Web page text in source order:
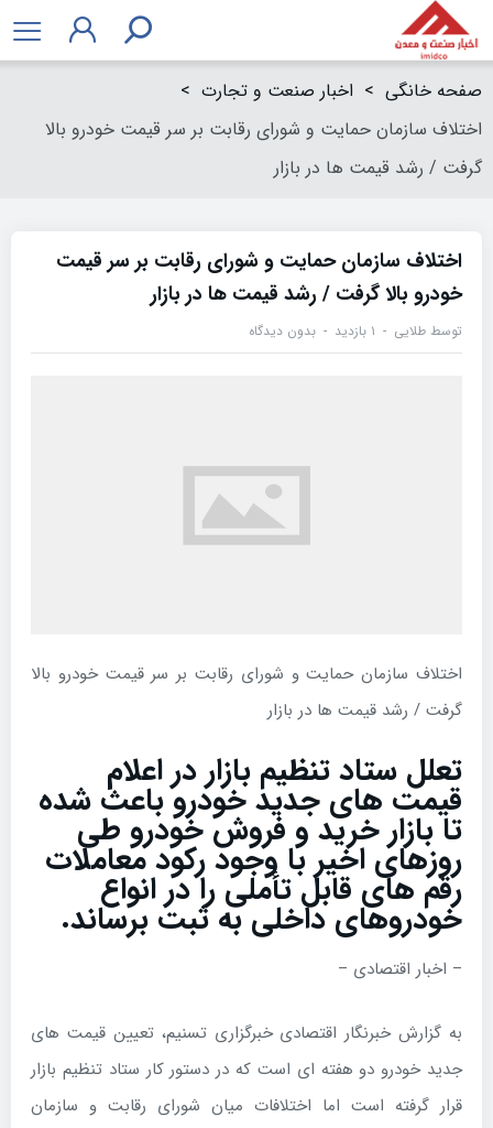
صفحه خانگی > اخبار صنعت و تجارت >
اختلاف سازمان حمایت و شورای رقابت بر سر قیمت خودرو بالا
گرفت / رشد قیمت ها در بازار
اختلاف سازمان حمایت و شورای رقابت بر سر قیمت
خودرو بالا گرفت / رشد قیمت ها در بازار
توسط طلایی ۱ بازدید بدون دیدگاه
اختلاف سازمان حمایت و شورای رقابت بر سر قیمت خودرو بالا
گرفت / رشد قیمت ها در بازار
تعلل ستاد تنظیم بازار در اعلام
قیمت های جدید خودرو باعث شده
تا بازار خرید و فروش خودرو طی
روزهای اخیر با وجود رکود معاملات
رقم های قابل تأملی را در انواع
خودروهای داخلی به ثبت برساند.
– اخبار اقتصادی –
به گزارش خبرنگار اقتصادی خبرگزاری تسنیم، تعیین قیمت های
جدید خودرو دو هفته ای است که در دستور کار ستاد تنظیم بازار
قرار گرفته است اما اختلافات میان شورای رقابت و سازمان